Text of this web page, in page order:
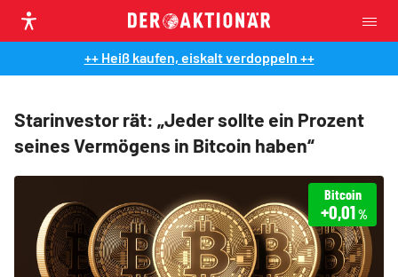
++ Heiß kaufen, eiskalt verdoppeln ++
Starinvestor rät: „Jeder sollte ein Prozent
seines Vermögens in Bitcoin haben“
Bitcoin
+0,01%